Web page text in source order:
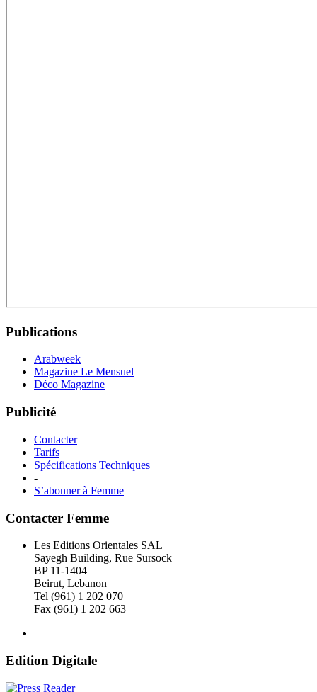
Publications
Arabweek
Magazine Le Mensuel
Déco Magazine
Publicité
Contacter
Tarifs
Spécifications Techniques
-
S’abonner à Femme
Contacter Femme
Les Editions Orientales SAL
Sayegh Building, Rue Sursock
BP 11-1404
Beirut, Lebanon
Tel (961) 1 202 070
Fax (961) 1 202 663
Edition Digitale